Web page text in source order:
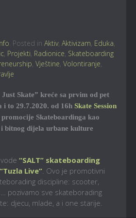
. Posted in Aktiv, Aktivizam Eduka
Projekti Radionice Skateboarding
Vještine Volontiranje
Skate” kreće sa prvim od pet
i to 29.7.2020. od 16h Skate Session
Skateboardinga kao
bitnog dijela urbane kulture
“SALT” skateboarding
Live” . Ovo je promotivni
discipline: scooter,
pozivamo sve skateborading
djecu, mlade, a i one starije.